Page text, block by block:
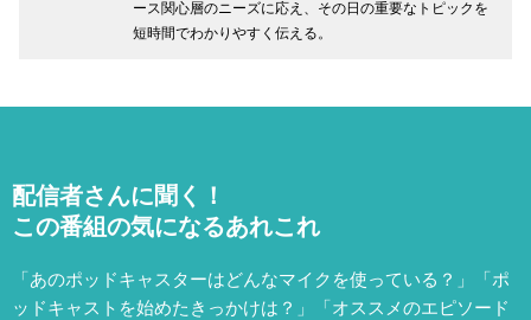
ース関心層のニーズに応え、その日の重要なトピックを
短時間でわかりやすく伝える。
配信者さんに聞く！
この番組の気になるあれこれ
「あのポッドキャスターはどんなマイクを使っている？」「ポ
ッドキャストを始めたきっかけは？」「オススメのエピソード